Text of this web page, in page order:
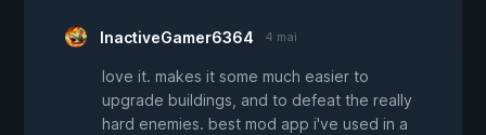
InactiveGamer6364 4 mai
love it. makes it some much easier to
upgrade buildings, and to defeat the really
hard enemies. best mod app i've used in a